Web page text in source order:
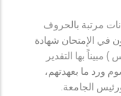
مرتبة بالحروف
في الإمتحان شهادة
مبيناً بها التقدير
ورد ما بعهدتهم،
الجامعة.